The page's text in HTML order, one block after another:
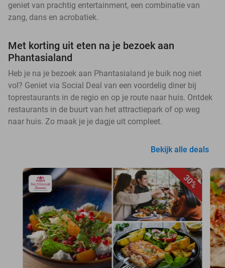
geniet van prachtig entertainment, een combinatie van
zang, dans en acrobatiek.
Met korting uit eten na je bezoek aan
Phantasialand
Heb je na je bezoek aan Phantasialand je buik nog niet
vol? Geniet via Social Deal van een voordelig diner bij
toprestaurants in de regio en op je route naar huis. Ontdek
restaurants in de buurt van het attractiepark of op weg
naar huis. Zo maak je je dagje uit compleet.
Bekijk alle deals
30%